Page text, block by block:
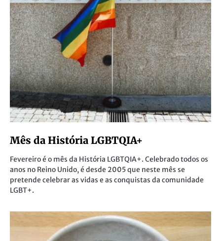
Mês da História LGBTQIA+
Fevereiro é o mês da História LGBTQIA+. Celebrado todos os
anos no Reino Unido, é desde 2005 que neste mês se
pretende celebrar as vidas e as conquistas da comunidade
LGBT+.